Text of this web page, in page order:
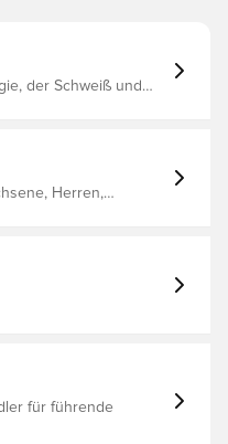
der Schweiß und
Herren,
für führende